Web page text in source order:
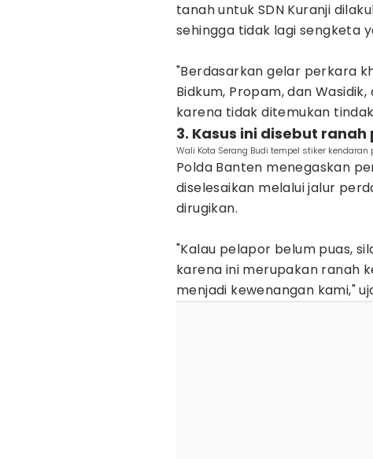
tanah untuk SDN Kuranji
sehingga tidak lagi sengketa
"Berdasarkan gelar perkara
Bidkum, Propam, dan
karena tidak ditemukan
3. Kasus ini disebut
Wali Kota Serang Budi tempel stiker
Polda Banten menegaskan
diselesaikan melalui jalur
dirugikan.
"Kalau pelapor belum puas,
karena ini merupakan ranah
menjadi kewenangan kami,"